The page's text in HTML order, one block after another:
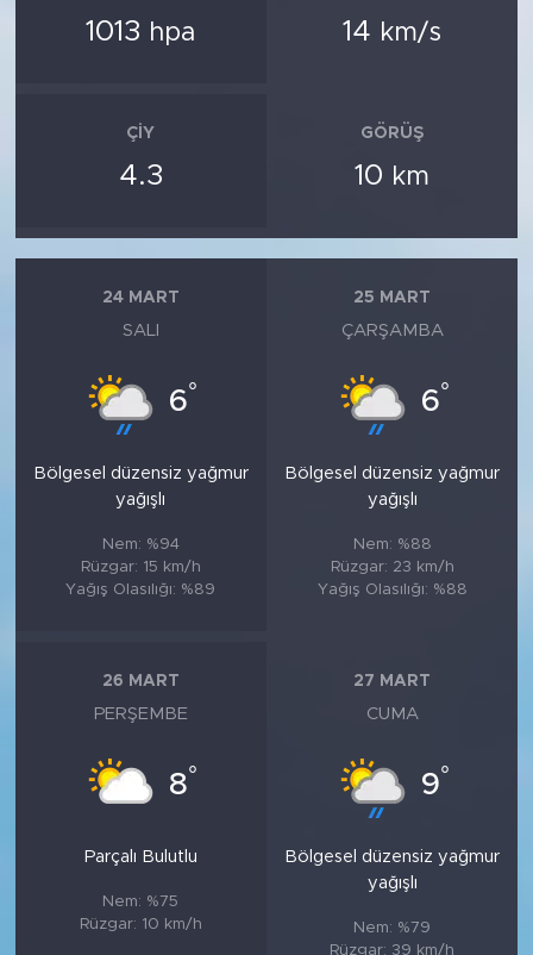
1013 hpa 14 km/s
ÇIY
4.3
GÖRÜŞ
10 km
24 MART
SALI
6°
Bölgesel düzensiz yağmur
yağışlı
Nem: %94
Rüzgar: 15 km/h
Yağış Olasılığı: %89
25 MART
ÇARŞAMBA
6°
Bölgesel düzensiz yağmur
yağışlı
Nem: %88
Rüzgar: 23 km/h
Yağış Olasılığı: %88
26 MART
PERŞEMBE
8°
Parçalı Bulutlu
Nem: %75
Rüzgar: 10 km/h
27 MART
CUMA
9°
Bölgesel düzensiz yağmur
yağışlı
Nem: %79
Rüzgar: 39 km/h